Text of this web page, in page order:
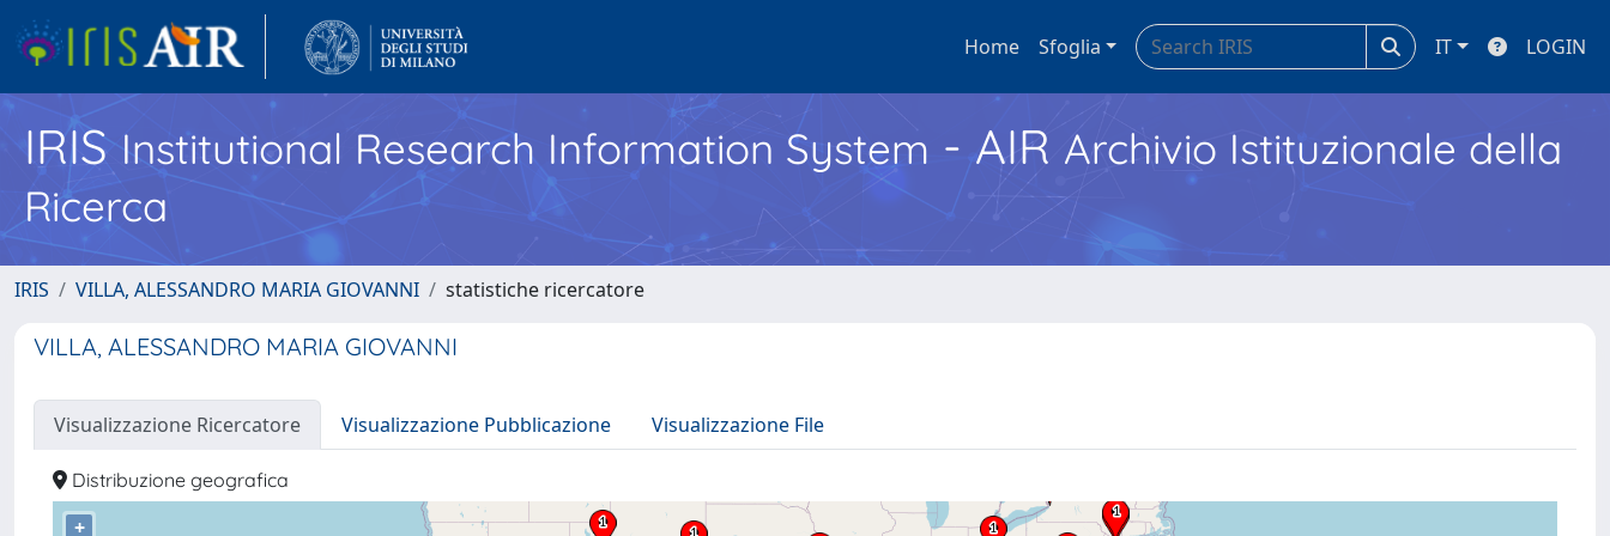
Home Sfoglia IT LOGIN
IRISInstitutional Research Information System - AIR Archivio Istituzionale della
Ricerca
IRIS VILLA, ALESSANDRO MARIA GIOVANNI statistiche ricercatore
VILLA, ALESSANDRO MARIA GIOVANNI
Visualizzazione Ricercatore Visualizzazione Pubblicazione Visualizzazione File
Distribuzione geografica
+